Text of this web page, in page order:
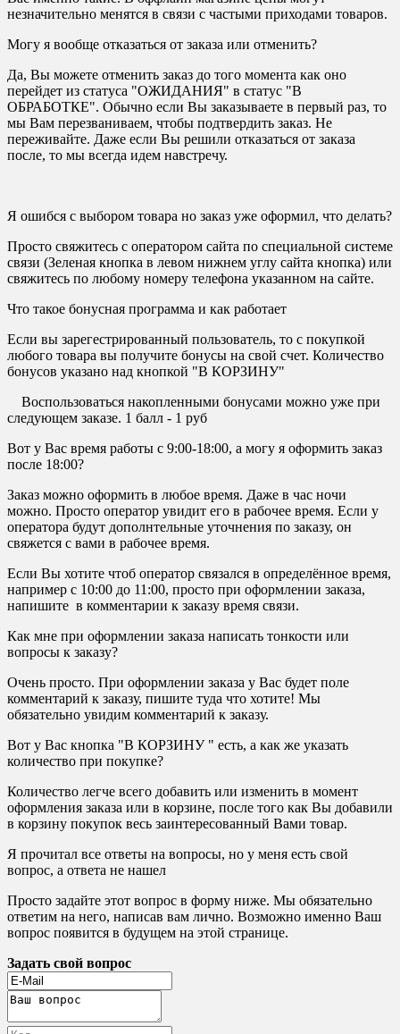
незначительно менятся в связи с частыми приходами товаров.
Могу я вообще отказаться от заказа или отменить?
Да, Вы можете отменить заказ до того момента как оно
перейдет из статуса "ОЖИДАНИЯ" в статус "В
ОБРАБОТКЕ". Обычно если Вы заказываете в первый раз, то
мы Вам перезваниваем, чтобы подтвердить заказ. Не
переживайте. Даже если Вы решили отказаться от заказа
после, то мы всегда идем навстречу.
Я ошибся с выбором товара но заказ уже оформил, что делать?
Просто свяжитесь с оператором сайта по специальной системе
связи (Зеленая кнопка в левом нижнем углу сайта кнопка) или
свяжитесь по любому номеру телефона указанном на сайте.
Что такое бонусная программа и как работает
Если вы зарегестрированный пользователь, то с покупкой
любого товара вы получите бонусы на свой счет. Количество
бонусов указано над кнопкой "В КОРЗИНУ"
Воспользоваться накопленными бонусами можно уже при
следующем заказе. 1 балл - 1 руб
Вот у Вас время работы с 9:00-18:00, а могу я оформить заказ
после 18:00?
Заказ можно оформить в любое время. Даже в час ночи
можно. Просто оператор увидит его в рабочее время. Если у
оператора будут дополнтельные уточнения по заказу, он
свяжется с вами в рабочее время.
Если Вы хотите чтоб оператор связался в определённое время,
например с 10:00 до 11:00, просто при оформлении заказа,
напишите в комментарии к заказу время связи.
Как мне при оформлении заказа написать тонкости или
вопросы к заказу?
Очень просто. При оформлении заказа у Вас будет поле
комментарий к заказу, пишите туда что хотите! Мы
обязательно увидим комментарий к заказу.
Вот у Вас кнопка "В КОРЗИНУ " есть, а как же указать
количество при покупке?
Количество легче всего добавить или изменить в момент
оформления заказа или в корзине, после того как Вы добавили
в корзину покупок весь заинтересованный Вами товар.
Я прочитал все ответы на вопросы, но у меня есть свой
вопрос, а ответа не нашел
Просто задайте этот вопрос в форму ниже. Мы обязательно
ответим на него, написав вам лично. Возможно именно Ваш
вопрос появится в будущем на этой странице.
Задать свой вопрос